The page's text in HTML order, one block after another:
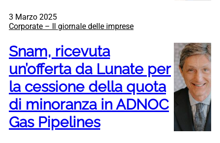
3 Marzo 2025
Corporate – Il giornale delle imprese
Snam, ricevuta
un’offerta da Lunate per
la cessione della quota
di minoranza in ADNOC
Gas Pipelines